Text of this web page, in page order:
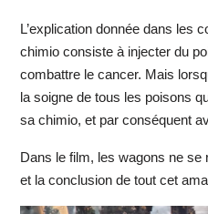
L’explication donnée dans les
chimio consiste à injecter du
combattre le cancer. Mais
la soigne de tous les poisons
sa chimio, et par conséquent
Dans le film, les wagons ne se
et la conclusion de tout cet